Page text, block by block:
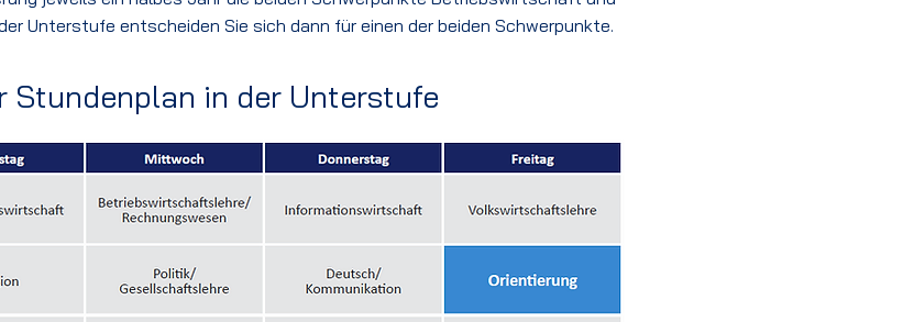
Unterstufe entscheiden Sie sich dann für einen der beiden Schwerpunkte.
Stundenplan in der Unterstufe